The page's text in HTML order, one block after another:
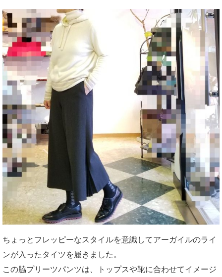
ちょっとフレッピーなスタイルを意識してアーガイルのライ
ンが入ったタイツを履きました。
この脇プリーツパンツは、トップスや靴に合わせてイメージ